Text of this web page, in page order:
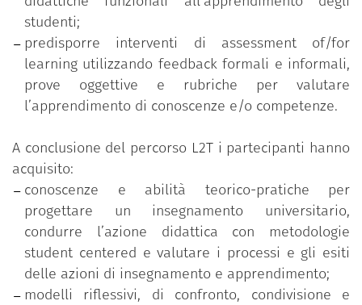
studenti;
predisporre interventi di assessment of/for
learning utilizzando feedback formali e informali,
prove oggettive e rubriche per valutare
l’apprendimento di conoscenze e/o competenze.
A conclusione del percorso L2T i partecipanti hanno
acquisito:
conoscenze e abilità teorico-pratiche per
progettare un insegnamento universitario,
condurre l’azione didattica con metodologie
student centered e valutare i processi e gli esiti
delle azioni di insegnamento e apprendimento;
modelli riflessivi, di confronto, condivisione e